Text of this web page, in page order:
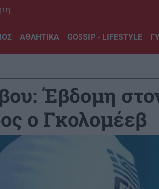
ΑΘΛΗΤΙΚΑ GOSSIP - LIFESTYLE
Έβδομη
ο Γκολομέεβ